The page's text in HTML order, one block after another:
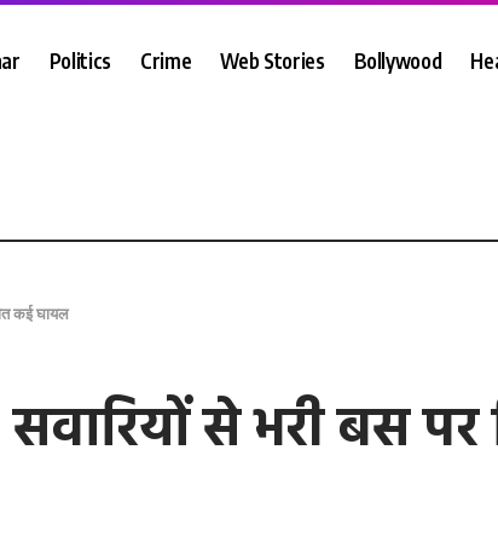
Politics Crime Web Stories Bollywood
कई घायल
से भरी बस पर